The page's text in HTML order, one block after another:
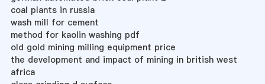
coal plants in russia
wash mill for cement
method for kaolin washing pdf
old gold mining milling equipment price
the development and impact of mining in british west
africa